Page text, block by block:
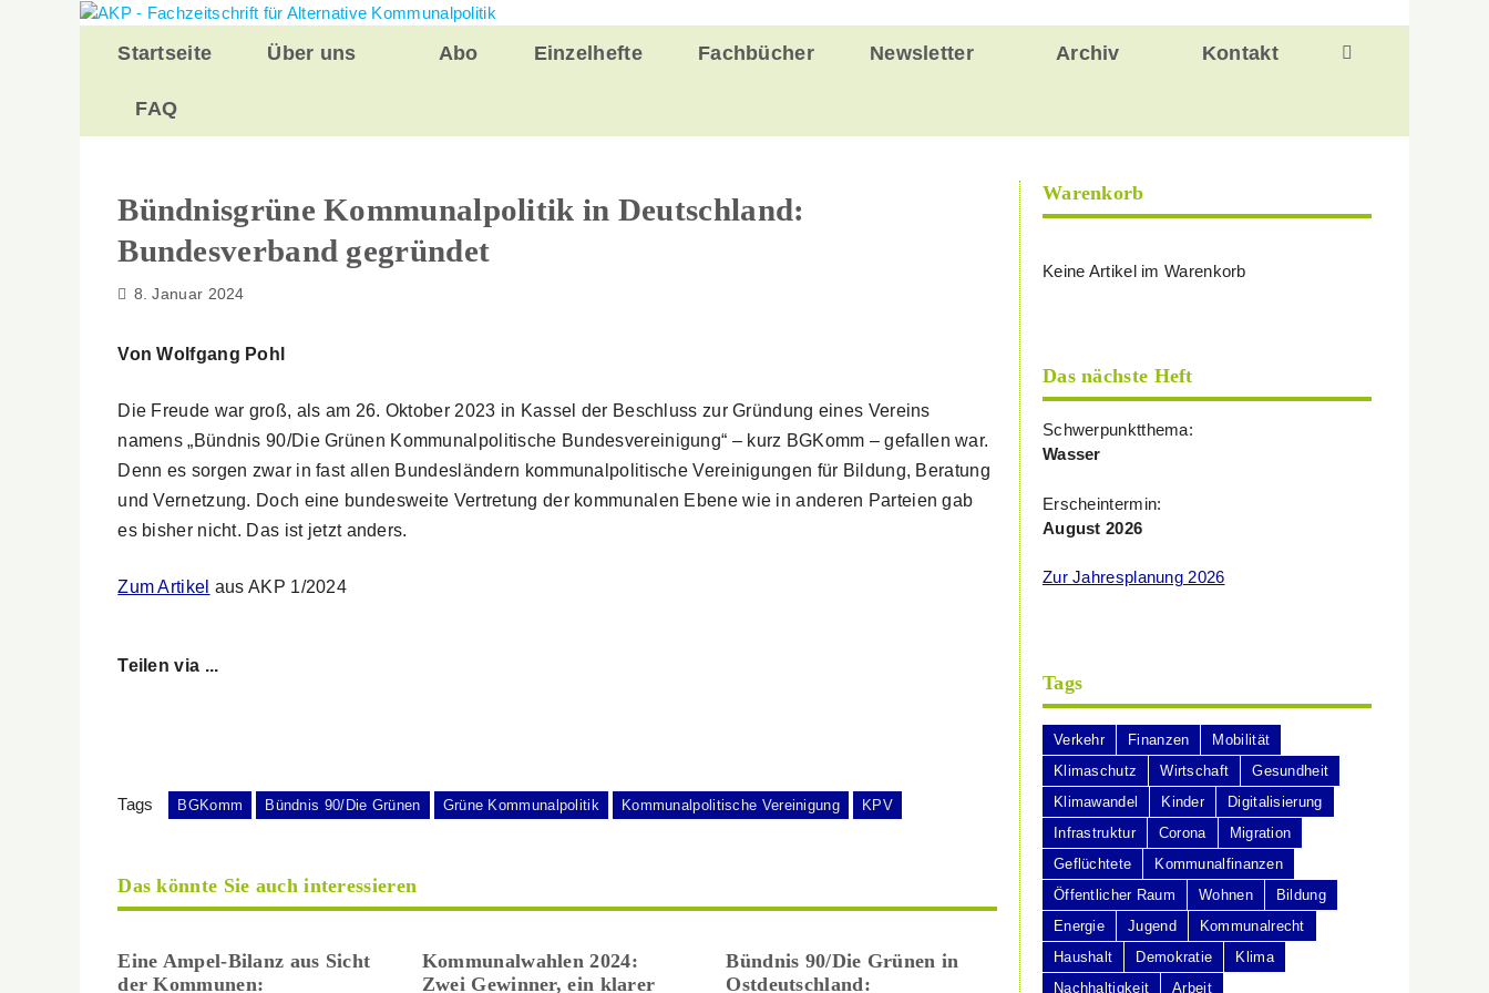
Zurück
InhaltStartseite Über uns Abo Einzelhefte Fachbücher Newsletter Archiv Kontakt
FAQ
Bündnisgrüne Kommunalpolitik in Deutschland:
Bundesverband gegründet
8. Januar 2024
Von Wolfgang Pohl
Die Freude war groß, als am 26. Oktober 2023 in Kassel der Beschluss zur Gründung eines Vereins
namens „Bündnis 90/Die Grünen Kommunalpolitische Bundesvereinigung“ – kurz BGKomm – gefallen war.
Denn es sorgen zwar in fast allen Bundesländern kommunalpolitische Vereinigungen für Bildung, Beratung
und Vernetzung. Doch eine bundesweite Vertretung der kommunalen Ebene wie in anderen Parteien gab
es bisher nicht. Das ist jetzt anders.
Zum Artikel aus AKP 1/2024
Teilen via ...
Tags BGKomm Bündnis 90/Die Grünen Grüne Kommunalpolitik Kommunalpolitische Vereinigung KPV
Das könnte Sie auch interessieren
Eine Ampel-Bilanz aus Sicht
der Kommunen:
Kommunalwahlen 2024:
Zwei Gewinner, ein klarer
Bündnis 90/Die Grünen in
Ostdeutschland:
Warenkorb
Keine Artikel im Warenkorb
Das nächste Heft
Schwerpunktthema:
Wasser
Erscheintermin:
August 2026
Zur Jahresplanung 2026
Tags
Verkehr Finanzen
Mobilität
Klimaschutz
Wirtschaft
Gesundheit
Klimawandel
Kinder
Digitalisierung
Infrastruktur
Corona
Migration
Geflüchtete
Kommunalfinanzen
Öffentlicher Raum
Wohnen
Bildung
Energie
Jugend
Kommunalrecht
Haushalt
Demokratie
Klima
Nachhaltigkeit
Arbeit